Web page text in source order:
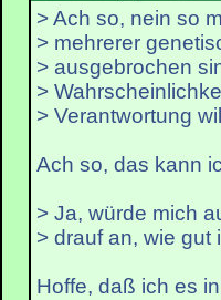
> Ach so, nein so
> mehrerer
> ausgebrochen
>
> Verantwortung
Ach so, das kann
> Ja, würde mich
> drauf an, wie gut
Hoffe, daß ich es